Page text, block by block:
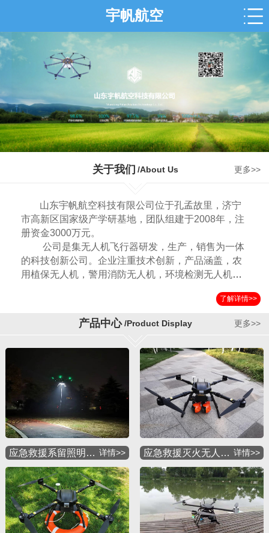
宇帆航空
关于我们 /About Us 更多>>
山东宇帆航空科技有限公司位于孔孟故里，济宁
市高新区国家级产学研基地，团队组建于2008年，注
册资金3000万元。
公司是集无人机飞行器研发，生产，销售为一体
的科技创新公司。企业注重技术创新，产品涵盖，农
用植保无人机，警用消防无人机，环境检测无人机，
流配送无人机，军用特种无人机等多种应用机型。公
司自成立以来以其独特的设计方案，严格的检验标准
获得国内外客户的一致好评。
了解详情>>
产品中心 /Product Display 更多>>
应急救援系留照明… 详情>> 应急救援灭火无人… 详情>>